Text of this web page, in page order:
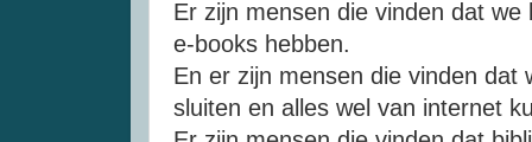
Er zijn mensen die vinden dat
e-books hebben.
En er zijn mensen die vinden dat
sluiten en alles wel van internet